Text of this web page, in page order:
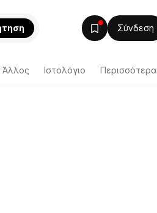
Σύνδεση
Άλλος Ιστολόγιο Περισσότερα